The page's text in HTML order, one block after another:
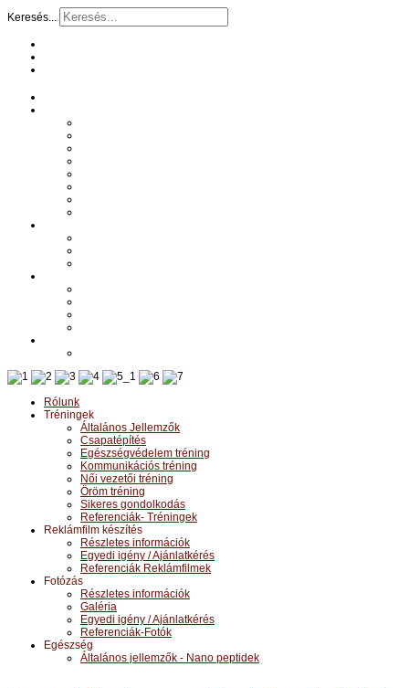
Keresés...
Rólunk
Tréningek
Általános Jellemzők
Csapatépítés
Egészségvédelem tréning
Kommunikációs tréning
Női vezetői tréning
Öröm tréning
Sikeres gondolkodás
Referenciák- Tréningek
Reklámfilm készítés
Részletes információk
Egyedi igény / Ajánlatkérés
Referenciák Reklámfilmek
Fotózás
Részletes információk
Galéria
Egyedi igény / Ajánlatkérés
Referenciák-Fotók
Egészség
Általános jellemzők - Nano peptidek